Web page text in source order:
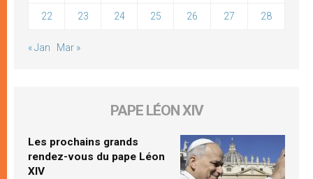
22 23 24 25 26 27 28
« Jan Mar »
PAPE LÉON XIV
Les prochains grands
rendez-vous du pape Léon
XIV